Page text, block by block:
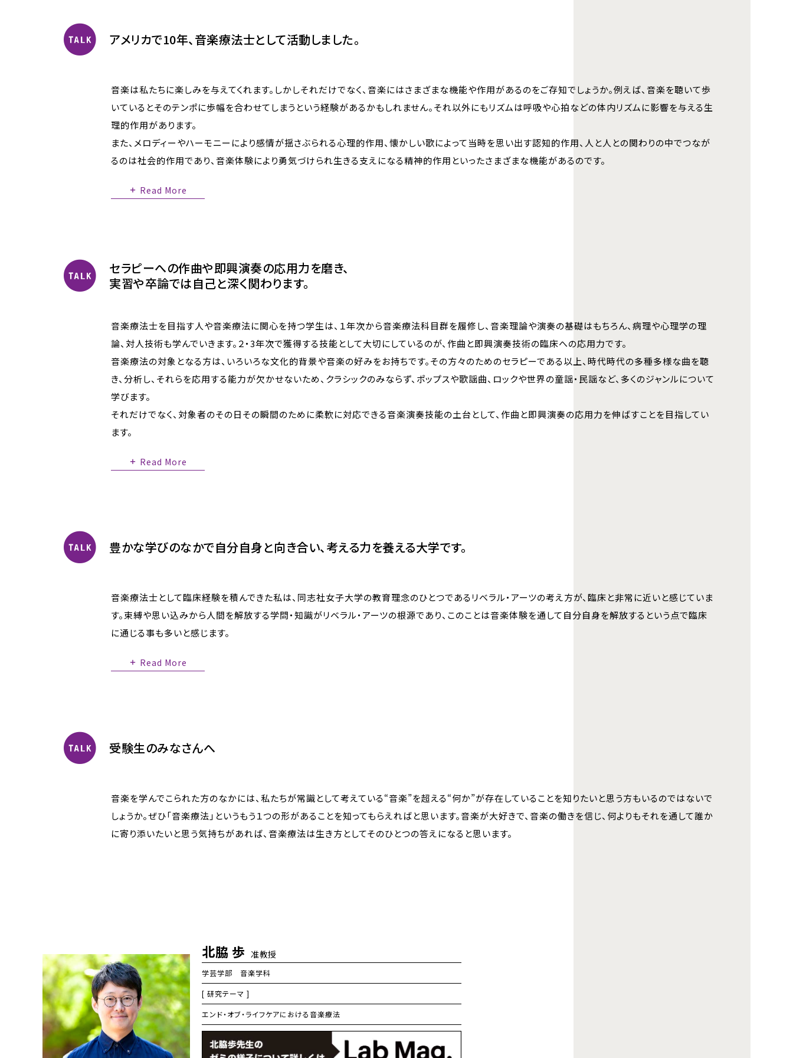
アメリカで10年、音楽療法士として活動しました。
音楽は私たちに楽しみを与えてくれます。しかしそれだけでなく、音楽にはさまざまな機能や作用があるのをご存知でしょうか。例えば、音楽を聴いて歩
いているとそのテンポに歩幅を合わせてしまうという経験があるかもしれません。それ以外にもリズムは呼吸や心拍などの体内リズムに影響を与える生
理的作用があります。
また、メロディーやハーモニーにより感情が揺さぶられる心理的作用、懐かしい歌によって当時を思い出す認知的作用、人と人との関わりの中でつなが
るのは社会的作用であり、音楽体験により勇気づけられ生きる支えになる精神的作用といったさまざまな機能があるのです。
Read More
セラピーへの作曲や即興演奏の応用力を磨き、
実習や卒論では自己と深く関わります。
音楽療法士を目指す人や音楽療法に関心を持つ学生は、１年次から音楽療法科目群を履修し、音楽理論や演奏の基礎はもちろん、病理や心理学の理
論、対人技術も学んでいきます。２・3年次で獲得する技能として大切にしているのが、作曲と即興演奏技術の臨床への応用力です。
音楽療法の対象となる方は、いろいろな文化的背景や音楽の好みをお持ちです。その方々のためのセラピーである以上、時代時代の多種多様な曲を聴
き、分析し、それらを応用する能力が欠かせないため、クラシックのみならず、ポップスや歌謡曲、ロックや世界の童謡・民謡など、多くのジャンルについて
学びます。
それだけでなく、対象者のその日その瞬間のために柔軟に対応できる音楽演奏技能の土台として、作曲と即興演奏の応用力を伸ばすことを目指してい
ます。
Read More
豊かな学びのなかで自分自身と向き合い、考える力を養える大学です。
音楽療法士として臨床経験を積んできた私は、同志社女子大学の教育理念のひとつであるリベラル・アーツの考え方が、臨床と非常に近いと感じていま
す。束縛や思い込みから人間を解放する学問・知識がリベラル・アーツの根源であり、このことは音楽体験を通して自分自身を解放するという点で臨床
に通じる事も多いと感じます。
Read More
受験生のみなさんへ
音楽を学んでこられた方のなかには、私たちが常識として考えている“音楽”を超える“何か”が存在していることを知りたいと思う方もいるのではないで
しょうか。ぜひ「音楽療法」というもう１つの形があることを知ってもらえればと思います。音楽が大好きで、音楽の働きを信じ、何よりもそれを通して誰か
に寄り添いたいと思う気持ちがあれば、音楽療法は生き方としてそのひとつの答えになると思います。
北脇 歩 准教授
学芸学部 音楽学科
[ 研究テーマ ]
エンド・オブ・ライフケアにおける音楽療法